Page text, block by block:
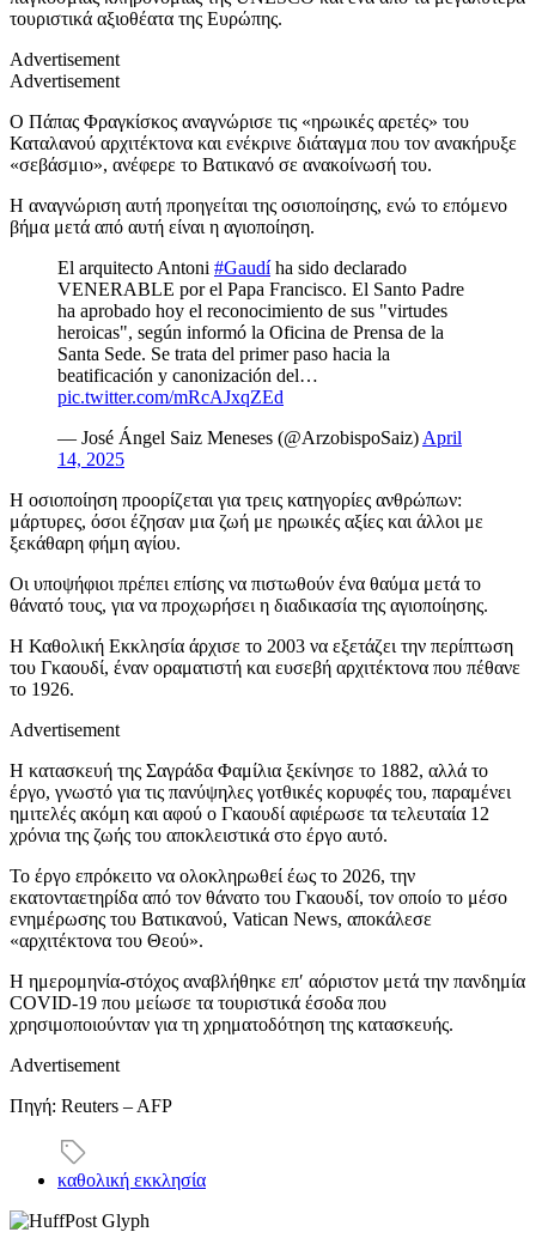
τουριστικά αξιοθέατα της Ευρώπης.
Advertisement
Advertisement
Ο Πάπας Φραγκίσκος αναγνώρισε τις «ηρωικές αρετές» του
Καταλανού αρχιτέκτονα και ενέκρινε διάταγμα που τον ανακήρυξε
«σεβάσμιο», ανέφερε το Βατικανό σε ανακοίνωσή του.
Η αναγνώριση αυτή προηγείται της οσιοποίησης, ενώ το επόμενο
βήμα μετά από αυτή είναι η αγιοποίηση.
El arquitecto Antoni #Gaudíha sido declarado
VENERABLE por el Papa Francisco. El Santo Padre
ha aprobado hoy el reconocimiento de sus "virtudes
heroicas", según informó la Oficina de Prensa de la
Santa Sede. Se trata del primer paso hacia la
beatificación y canonización del…
pic.twitter.com/mRcAJxqZEd
— José Ángel Saiz Meneses (@ArzobispoSaiz) April
14, 2025
Η οσιοποίηση προορίζεται για τρεις κατηγορίες ανθρώπων:
μάρτυρες, όσοι έζησαν μια ζωή με ηρωικές αξίες και άλλοι με
ξεκάθαρη φήμη αγίου.
Οι υποψήφιοι πρέπει επίσης να πιστωθούν ένα θαύμα μετά το
θάνατό τους, για να προχωρήσει η διαδικασία της αγιοποίησης.
Η Καθολική Εκκλησία άρχισε το 2003 να εξετάζει την περίπτωση
του Γκαουδί, έναν οραματιστή και ευσεβή αρχιτέκτονα που πέθανε
το 1926.
Advertisement
Η κατασκευή της Σαγράδα Φαμίλια ξεκίνησε το 1882, αλλά το
έργο, γνωστό για τις πανύψηλες γοτθικές κορυφές του, παραμένει
ημιτελές ακόμη και αφού ο Γκαουδί αφιέρωσε τα τελευταία 12
χρόνια της ζωής του αποκλειστικά στο έργο αυτό.
Το έργο επρόκειτο να ολοκληρωθεί έως το 2026, την
εκατονταετηρίδα από τον θάνατο του Γκαουδί, τον οποίο το μέσο
ενημέρωσης του Βατικανού, Vatican News, αποκάλεσε
«αρχιτέκτονα του Θεού».
Η ημερομηνία-στόχος αναβλήθηκε επ′ αόριστον μετά την πανδημία
COVID-19 που μείωσε τα τουριστικά έσοδα που
χρησιμοποιούνταν για τη χρηματοδότηση της κατασκευής.
Advertisement
Πηγή: Reuters – AFP
καθολική εκκλησία